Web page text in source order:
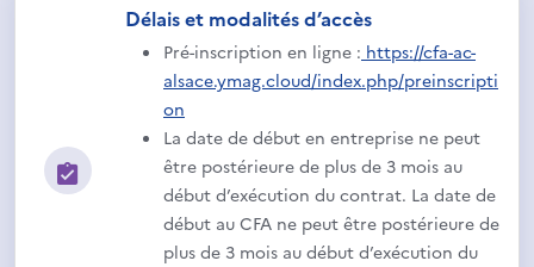
Délais et modalités d’accès
Pré-inscription en ligne : https://cfa-ac-
alsace.ymag.cloud/index.php/preinscripti
on
La date de début en entreprise ne peut
être postérieure de plus de 3 mois au
début d’exécution du contrat. La date de
début au CFA ne peut être postérieure de
plus de 3 mois au début d’exécution du